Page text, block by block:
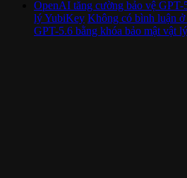
OpenAI tăng cường bảo vệ GPT-
lý YubiKey Không có bình luận ở
GPT-5.6 bằng khóa bảo mật vật